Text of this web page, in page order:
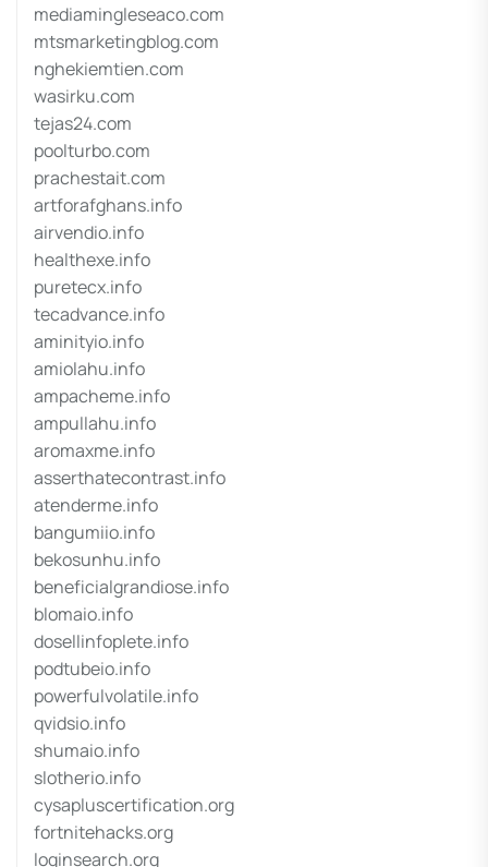
mediamingleseaco.com
mtsmarketingblog.com
nghekiemtien.com
wasirku.com
tejas24.com
poolturbo.com
prachestait.com
artforafghans.info
airvendio.info
healthexe.info
puretecx.info
tecadvance.info
aminityio.info
amiolahu.info
ampacheme.info
ampullahu.info
aromaxme.info
asserthatecontrast.info
atenderme.info
bangumiio.info
bekosunhu.info
beneficialgrandiose.info
blomaio.info
dosellinfoplete.info
podtubeio.info
powerfulvolatile.info
qvidsio.info
shumaio.info
slotherio.info
cysapluscertification.org
fortnitehacks.org
loginsearch.org